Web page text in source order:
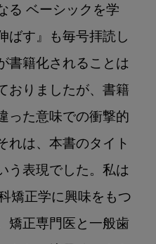
る ベーシックを学
ばす』も毎号拝読し
書籍化されることは
おりましたが、書籍
った意味での衝撃的
れは、本書のタイト
う表現でした。私は
矯正学に興味をもつ
矯正専門医と一般歯